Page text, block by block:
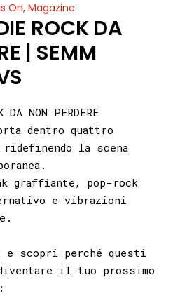
On, Magazine
ROCK DA
| SEMM
NON PERDERE
dentro quattro
la scena
graffiante, pop-rock
e vibrazioni
e scopri perché questi
il tuo prossimo